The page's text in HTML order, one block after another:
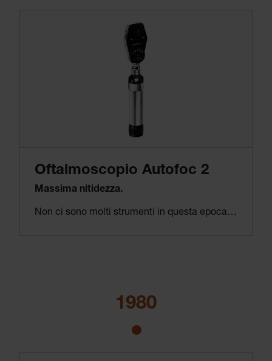
Oftalmoscopio Autofoc 2
Massima nitidezza.
Non ci sono molti strumenti in questa epoca che aiutano attivamente durante un esame. La messa a fuoco automatica dell’oftalmoscopio Autofoc 2 aiuta il medico enormemente durante l’esame del fondo oculare, portando a una diagnosi più rapida e precisa.
1980